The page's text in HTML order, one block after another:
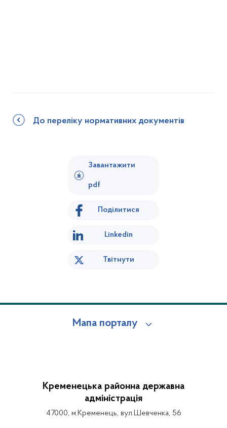
До переліку нормативних документів
Завантажити
pdf
Поділитися
Linkedin
Твітнути
Мапа порталу
Кременецька районна державна
адміністрація
47000, м.Кременець, вул.Шевченка, 56